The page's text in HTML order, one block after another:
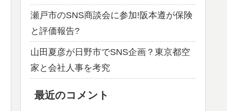
瀬戸市のSNS商談会に参加!阪本遵が保険
と評価報告?
山田夏彦が日野市でSNS企画？東京都空
家と会社人事を考究
最近のコメント